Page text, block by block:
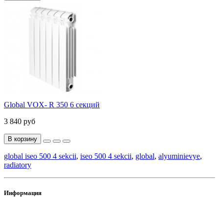
Global VOX- R 350 6 секций
3 840 руб
В корзину
global iseo 500 4 sekcii, iseo 500 4 sekcii, global, alyuminievye,
radiatory
Информация